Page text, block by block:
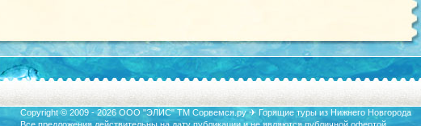
Copyright © 2009 - 2026 ООО "ЭЛИС" ТМ Сорвемся.ру ✈ Горящие туры из Нижнего Новгорода